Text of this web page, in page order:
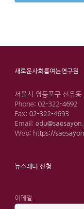
새로운사회를여는연구원
서울시 영등포구 선유
Phone: 02-322-4692
Fax: 02-322-4693
Email:
Web: https://
뉴스레터 신청
이메일